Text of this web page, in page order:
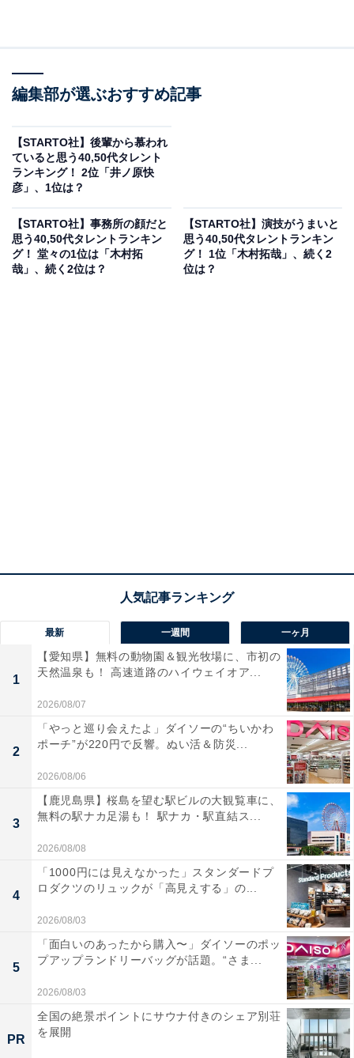
編集部が選ぶおすすめ記事
【STARTO社】後輩から慕われ
ていると思う40,50代タレント
ランキング！ 2位「井ノ原快
彦」、1位は？
【STARTO社】事務所の顔だと
思う40,50代タレントランキン
グ！ 堂々の1位は「木村拓
哉」、続く2位は？
【STARTO社】演技がうまいと
思う40,50代タレントランキン
グ！ 1位「木村拓哉」、続く2
位は？
最新 一週間 一ヶ月
1
【愛知県】無料の動物園＆観光牧場に、市初の
天然温泉も！ 高速道路のハイウェイオア...
2026/08/07
2
「やっと巡り会えたよ」ダイソーの“ちいかわ
ポーチ”が220円で反響。ぬい活＆防災...
2026/08/06
3
【鹿児島県】桜島を望む駅ビルの大観覧車に、
無料の駅ナカ足湯も！ 駅ナカ・駅直結ス...
2026/08/08
4
「1000円には見えなかった」スタンダードプ
ロダクツのリュックが「高見えする」の...
2026/08/03
5
「面白いのあったから購入〜」ダイソーのポッ
プアップランドリーバッグが話題。“さま...
2026/08/03
PR
全国の絶景ポイントにサウナ付きのシェア別荘
を展開